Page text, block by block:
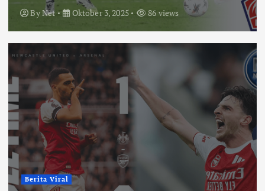
ByNet Oktober 3, 2025 86 views
Berita Viral